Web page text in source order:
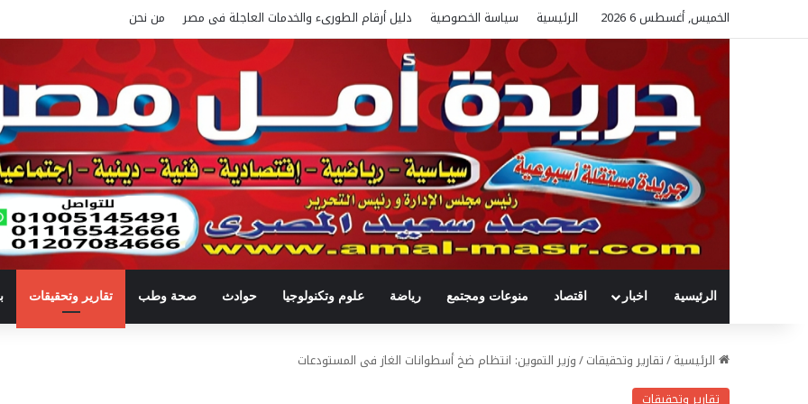
الخميس, أغسطس 6 2026 الرئيسية سياسة الخصوصية دليل أرقام الطورىء والخدمات العاجلة فى مصر من نحن
الرئيسية اخبار اقتصاد منوعات ومجتمع رياضة علوم وتكنولوجيا حوادث صحة وطب تقارير وتحقيقات
الرئيسية/تقارير وتحقيقات/وزير التموين: انتظام ضخ أسطوانات الغاز فى المستودعات
تقارير وتحقيقات